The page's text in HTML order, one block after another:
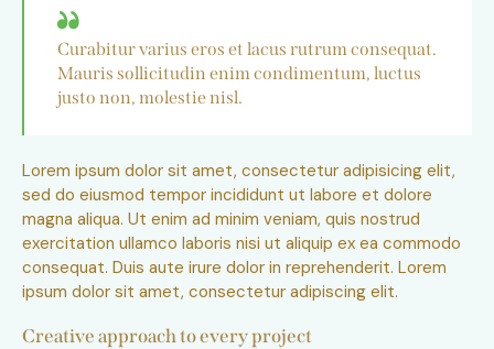
Curabitur varius eros et lacus rutrum consequat.
Mauris sollicitudin enim condimentum, luctus
justo non, molestie nisl.
Lorem ipsum dolor sit amet, consectetur adipisicing elit,
sed do eiusmod tempor incididunt ut labore et dolore
magna aliqua. Ut enim ad minim veniam, quis nostrud
exercitation ullamco laboris nisi ut aliquip ex ea commodo
consequat. Duis aute irure dolor in reprehenderit. Lorem
ipsum dolor sit amet, consectetur adipiscing elit.
Creative approach to every project